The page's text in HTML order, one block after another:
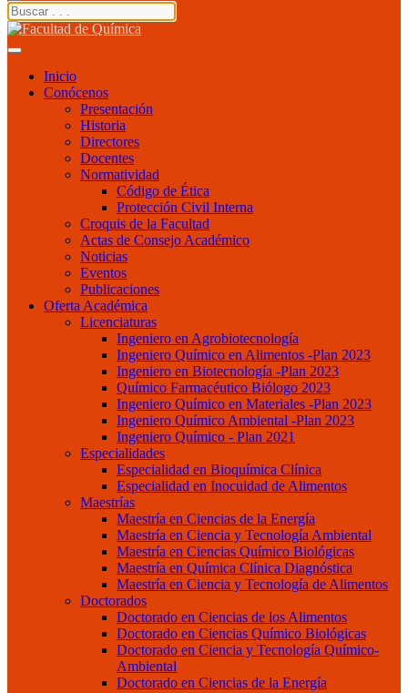
Inicio
Conócenos
Presentación
Historia
Directores
Docentes
Normatividad
Código de Ética
Protección Civil Interna
Croquis de la Facultad
Actas de Consejo Académico
Noticias
Eventos
Publicaciones
Oferta Académica
Licenciaturas
Ingeniero en Agrobiotecnología
Ingeniero Químico en Alimentos -Plan 2023
Ingeniero en Biotecnología -Plan 2023
Químico Farmacéutico Biólogo 2023
Ingeniero Químico en Materiales -Plan 2023
Ingeniero Químico Ambiental -Plan 2023
Ingeniero Químico - Plan 2021
Especialidades
Especialidad en Bioquímica Clínica
Especialidad en Inocuidad de Alimentos
Maestrías
Maestría en Ciencias de la Energía
Maestría en Ciencia y Tecnología Ambiental
Maestría en Ciencias Químico Biológicas
Maestría en Química Clínica Diagnóstica
Maestría en Ciencia y Tecnología de Alimentos
Doctorados
Doctorado en Ciencias de los Alimentos
Doctorado en Ciencias Químico Biológicas
Doctorado en Ciencia y Tecnología Químico-
Ambiental
Doctorado en Ciencias de la Energía